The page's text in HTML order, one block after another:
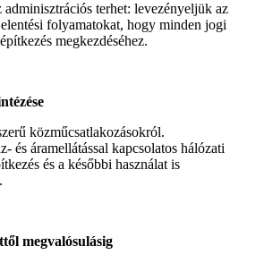
terhet: levezényeljük az
folyamatokat, hogy minden jogi
megkezdéséhez.
közműcsatlakozásokról.
és áramellátással kapcsolatos hálózati
és a későbbi használat is
megvalósulásig